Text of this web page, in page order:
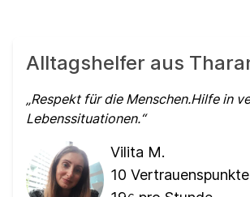
Alltagshelfer aus
Respekt für die Menschen.Hilfe in
Lebenssituationen.
Vilita M.
10 Vertrauenspunkte